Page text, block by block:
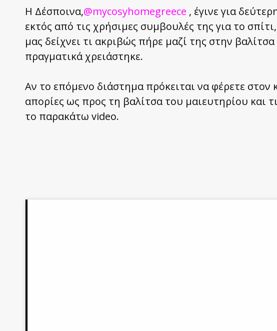
Η Δέσποινα,@mycosyhomegreece , έγινε για
εκτός από τις χρήσιμες συμβουλές της για το
μας δείχνει τι ακριβώς πήρε μαζί της στην
πραγματικά χρειάστηκε.
Αν το επόμενο διάστημα πρόκειται να φέρετε στον
απορίες ως προς τη βαλίτσα του μαιευτηρίου και
το παρακάτω video.